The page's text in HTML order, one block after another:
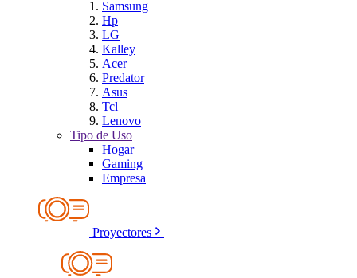
Samsung
Hp
LG
Kalley
Acer
Predator
Asus
Tcl
Lenovo
Tipo de Uso
Hogar
Gaming
Empresa
Proyectores